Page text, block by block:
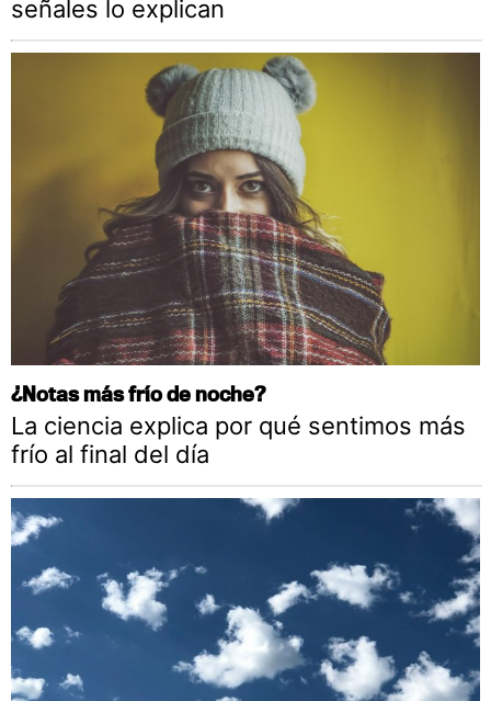
señales lo explican
¿Notas más frío de noche?
La ciencia explica por qué sentimos más
frío al final del día